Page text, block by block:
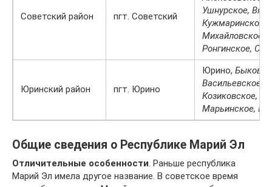
Советский район пгт. Советский
Ушнурское,
Кужмаринское,
Михайловское,
Ронгинское,
Юринский район пгт. Юрино
Юрино,
Васильевское,
Козиковское,
Марьинское,
Общие сведения о Республике Марий Эл
Отличительные особенности. Раньше республика
Марий Эл имела другое название. В советское время